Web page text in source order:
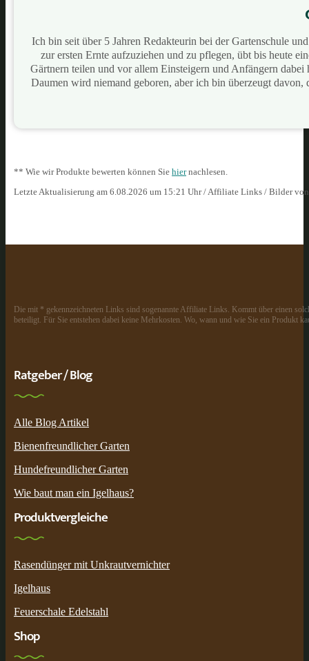
Ich bin seit über 5 Jahren Redakteurin bei der Gartenschule
zur ersten Ernte aufzuziehen und zu pflegen, übt bis heute
Gärtnern teilen und vor allem Einsteigern und Anfängern
Daumen wird niemand geboren, aber ich bin überzeugt
** Wie wir Produkte bewerten können Sie hiernachlesen.
Letzte Aktualisierung am 6.08.2026 um 15:21 Uhr / Affiliate Links / Bilder
Die mit * gekennzeichneten Links sind sogenannte Affiliate Links. Kommt über einen
beteiligt. Für Sie entstehen dabei keine Mehrkosten. Wo, wann und wie Sie ein Produkt
Ratgeber / Blog
Alle Blog Artikel
Bienenfreundlicher Garten
Hundefreundlicher Garten
Wie baut man ein Igelhaus?
Produktvergleiche
Rasendünger mit Unkrautvernichter
Igelhaus
Feuerschale Edelstahl
Shop